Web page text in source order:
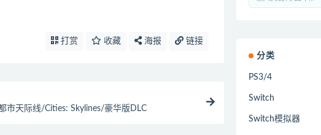
打赏 收藏 海报 链接
市天际线/Cities: Skylines/豪华版DLC
分类
PS3/4
Switch
Switch模拟器